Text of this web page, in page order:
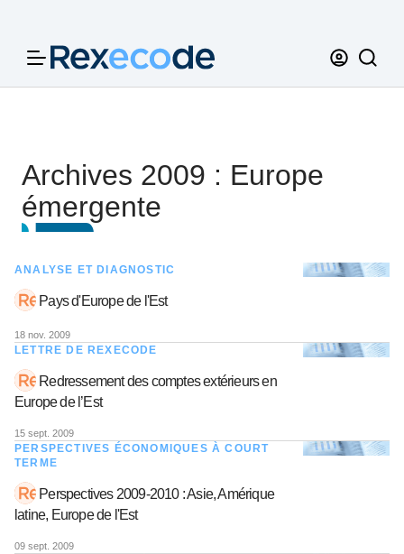
Archives 2009 : Europe
émergente
ANALYSE ET DIAGNOSTIC
Pays d'Europe de l'Est
18 nov. 2009
LETTRE DE REXECODE
Redressement des comptes extérieurs en
Europe de l’Est
15 sept. 2009
PERSPECTIVES ÉCONOMIQUES À COURT
TERME
Perspectives 2009-2010 : Asie, Amérique
latine, Europe de l'Est
09 sept. 2009